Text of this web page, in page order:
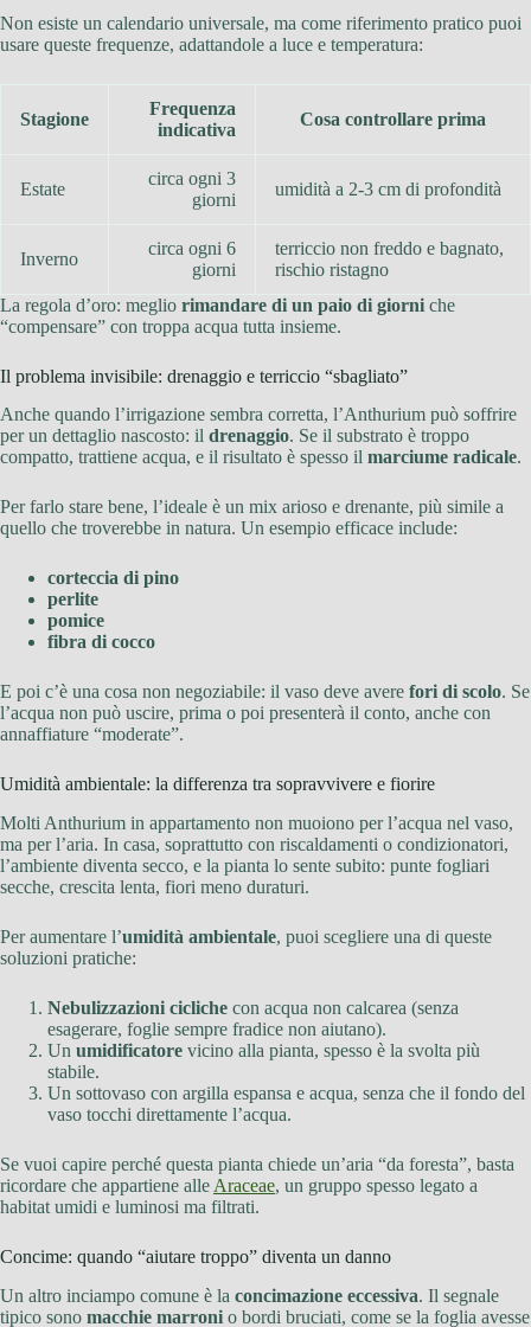
Non esiste un calendario universale, ma come riferimento pratico puoi
usare queste frequenze, adattandole a luce e temperatura:
Stagione
Frequenza
indicativa
Cosa controllare prima
Estate
circa ogni 3
giorni
umidità a 2-3 cm di profondità
Inverno
circa ogni 6
giorni
terriccio non freddo e bagnato,
rischio ristagno
La regola d’oro: meglio rimandare di un paio di giorni che
“compensare” con troppa acqua tutta insieme.
Il problema invisibile: drenaggio e terriccio “sbagliato”
Anche quando l’irrigazione sembra corretta, l’Anthurium può soffrire
per un dettaglio nascosto: il drenaggio. Se il substrato è troppo
compatto, trattiene acqua, e il risultato è spesso il marciume radicale.
Per farlo stare bene, l’ideale è un mix arioso e drenante, più simile a
quello che troverebbe in natura. Un esempio efficace include:
corteccia di pino
perlite
pomice
fibra di cocco
E poi c’è una cosa non negoziabile: il vaso deve avere fori di scolo. Se
l’acqua non può uscire, prima o poi presenterà il conto, anche con
annaffiature “moderate”.
Umidità ambientale: la differenza tra sopravvivere e fiorire
Molti Anthurium in appartamento non muoiono per l’acqua nel vaso,
ma per l’aria. In casa, soprattutto con riscaldamenti o condizionatori,
l’ambiente diventa secco, e la pianta lo sente subito: punte fogliari
secche, crescita lenta, fiori meno duraturi.
Per aumentare l’umidità ambientale, puoi scegliere una di queste
soluzioni pratiche:
Nebulizzazioni cicliche con acqua non calcarea (senza
esagerare, foglie sempre fradice non aiutano).
Un umidificatore vicino alla pianta, spesso è la svolta più
stabile.
Un sottovaso con argilla espansa e acqua, senza che il fondo del
vaso tocchi direttamente l’acqua.
Se vuoi capire perché questa pianta chiede un’aria “da foresta”, basta
ricordare che appartiene alle Araceae, un gruppo spesso legato a
habitat umidi e luminosi ma filtrati.
Concime: quando “aiutare troppo” diventa un danno
Un altro inciampo comune è la concimazione eccessiva. Il segnale
tipico sono macchie marroni o bordi bruciati, come se la foglia avesse